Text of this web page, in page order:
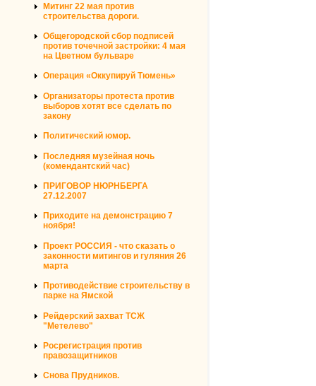
Митинг 22 мая против
строительства дороги.
Общегородской сбор подписей
против точечной застройки: 4 мая
на Цветном бульваре
Операция «Оккупируй Тюмень»
Организаторы протеста против
выборов хотят все сделать по
закону
Политический юмор.
Последняя музейная ночь
(комендантский час)
ПРИГОВОР НЮРНБЕРГА
27.12.2007
Приходите на демонстрацию 7
ноября!
Проект РОССИЯ - что сказать о
законности митингов и гуляния 26
марта
Противодействие строительству в
парке на Ямской
Рейдерский захват ТСЖ
"Метелево"
Росрегистрация против
правозащитников
Снова Прудников.